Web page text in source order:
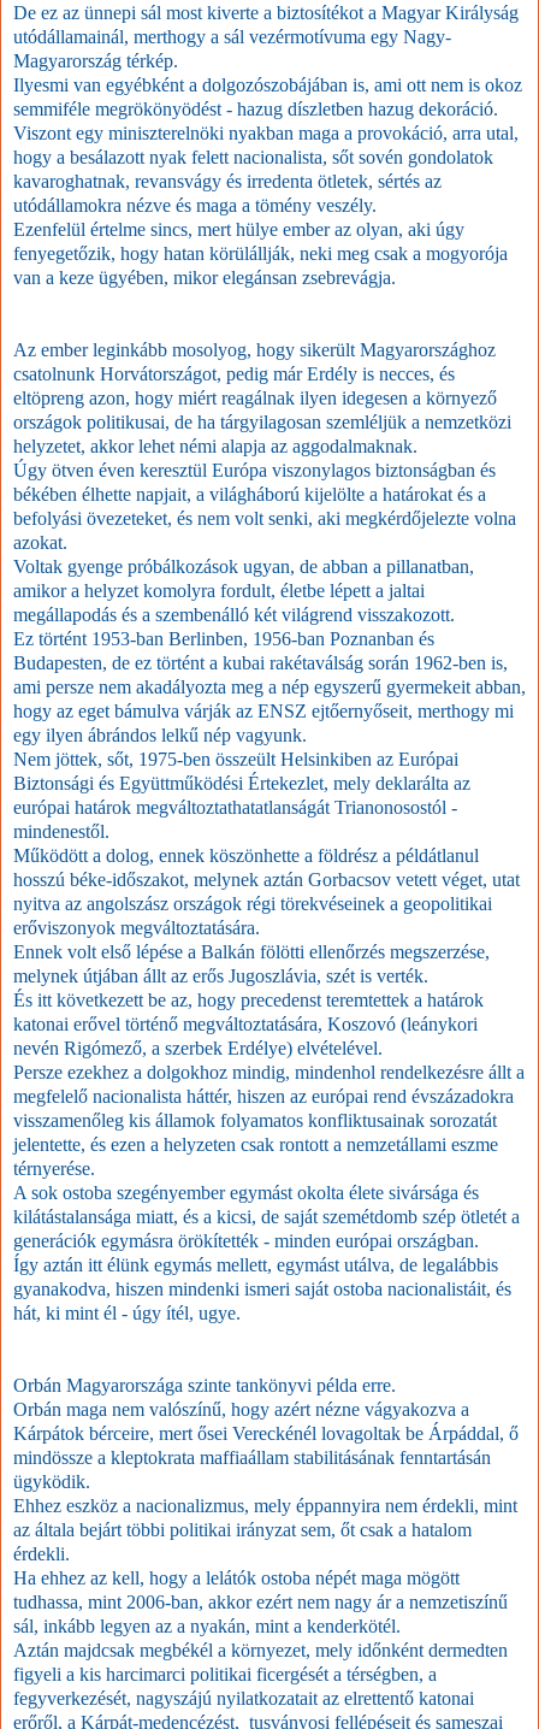
De ez az ünnepi sál most kiverte a biztosítékot a Magyar Királyság
utódállamainál, merthogy a sál vezérmotívuma egy Nagy-
Magyarország térkép.
Ilyesmi van egyébként a dolgozószobájában is, ami ott nem is okoz
semmiféle megrökönyödést - hazug díszletben hazug dekoráció.
Viszont egy miniszterelnöki nyakban maga a provokáció, arra utal,
hogy a besálazott nyak felett nacionalista, sőt sovén gondolatok
kavaroghatnak, revansvágy és irredenta ötletek, sértés az
utódállamokra nézve és maga a tömény veszély.
Ezenfelül értelme sincs, mert hülye ember az olyan, aki úgy
fenyegetőzik, hogy hatan körülállják, neki meg csak a mogyorója
van a keze ügyében, mikor elegánsan zsebrevágja.
Az ember leginkább mosolyog, hogy sikerült Magyarországhoz
csatolnunk Horvátországot, pedig már Erdély is necces, és
eltöpreng azon, hogy miért reagálnak ilyen idegesen a környező
országok politikusai, de ha tárgyilagosan szemléljük a nemzetközi
helyzetet, akkor lehet némi alapja az aggodalmaknak.
Úgy ötven éven keresztül Európa viszonylagos biztonságban és
békében élhette napjait, a világháború kijelölte a határokat és a
befolyási övezeteket, és nem volt senki, aki megkérdőjelezte volna
azokat.
Voltak gyenge próbálkozások ugyan, de abban a pillanatban,
amikor a helyzet komolyra fordult, életbe lépett a jaltai
megállapodás és a szembenálló két világrend visszakozott.
Ez történt 1953-ban Berlinben, 1956-ban Poznanban és
Budapesten, de ez történt a kubai rakétaválság során 1962-ben is,
ami persze nem akadályozta meg a nép egyszerű gyermekeit abban,
hogy az eget bámulva várják az ENSZ ejtőernyőseit, merthogy mi
egy ilyen ábrándos lelkű nép vagyunk.
Nem jöttek, sőt, 1975-ben összeült Helsinkiben az Európai
Biztonsági és Együttműködési Értekezlet, mely deklarálta az
európai határok megváltoztathatatlanságát Trianonosostól -
mindenestől.
Működött a dolog, ennek köszönhette a földrész a példátlanul
hosszú béke-időszakot, melynek aztán Gorbacsov vetett véget, utat
nyitva az angolszász országok régi törekvéseinek a geopolitikai
erőviszonyok megváltoztatására.
Ennek volt első lépése a Balkán fölötti ellenőrzés megszerzése,
melynek útjában állt az erős Jugoszlávia, szét is verték.
És itt következett be az, hogy precedenst teremtettek a határok
katonai erővel történő megváltoztatására, Koszovó (leánykori
nevén Rigómező, a szerbek Erdélye) elvételével.
Persze ezekhez a dolgokhoz mindig, mindenhol rendelkezésre állt a
megfelelő nacionalista háttér, hiszen az európai rend évszázadokra
visszamenőleg kis államok folyamatos konfliktusainak sorozatát
jelentette, és ezen a helyzeten csak rontott a nemzetállami eszme
térnyerése.
A sok ostoba szegényember egymást okolta élete sivársága és
kilátástalansága miatt, és a kicsi, de saját szemétdomb szép ötletét a
generációk egymásra örökítették - minden európai országban.
Így aztán itt élünk egymás mellett, egymást utálva, de legalábbis
gyanakodva, hiszen mindenki ismeri saját ostoba nacionalistáit, és
hát, ki mint él - úgy ítél, ugye.
Orbán Magyarországa szinte tankönyvi példa erre.
Orbán maga nem valószínű, hogy azért nézne vágyakozva a
Kárpátok bérceire, mert ősei Vereckénél lovagoltak be Árpáddal, ő
mindössze a kleptokrata maffiaállam stabilitásának fenntartásán
ügyködik.
Ehhez eszköz a nacionalizmus, mely éppannyira nem érdekli, mint
az általa bejárt többi politikai irányzat sem, őt csak a hatalom
érdekli.
Ha ehhez az kell, hogy a lelátók ostoba népét maga mögött
tudhassa, mint 2006-ban, akkor ezért nem nagy ár a nemzetiszínű
sál, inkább legyen az a nyakán, mint a kenderkötél.
Aztán majdcsak megbékél a környezet, mely időnként dermedten
figyeli a kis harcimarci politikai ficergését a térségben, a
fegyverkezését, nagyszájú nyilatkozatait az elrettentő katonai
erőről, a Kárpát-medencézést, tusványosi fellépéseit és sameszai